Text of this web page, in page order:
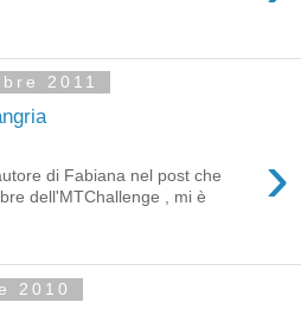
2011
›
di Fabiana nel post che
dell'MTChallenge , mi è
2010